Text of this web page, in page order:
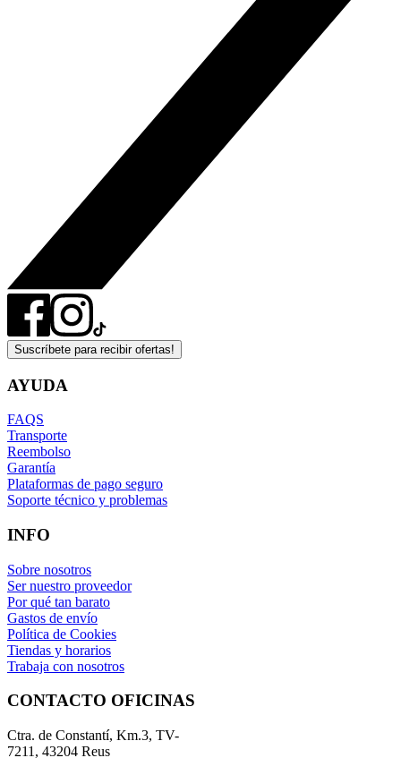
Suscríbete para recibir ofertas!
AYUDA
FAQS
Transporte
Reembolso
Garantía
Plataformas de pago seguro
Soporte técnico y problemas
INFO
Sobre nosotros
Ser nuestro proveedor
Por qué tan barato
Gastos de envío
Política de Cookies
Tiendas y horarios
Trabaja con nosotros
CONTACTO OFICINAS
Ctra. de Constantí, Km.3, TV-
7211, 43204 Reus